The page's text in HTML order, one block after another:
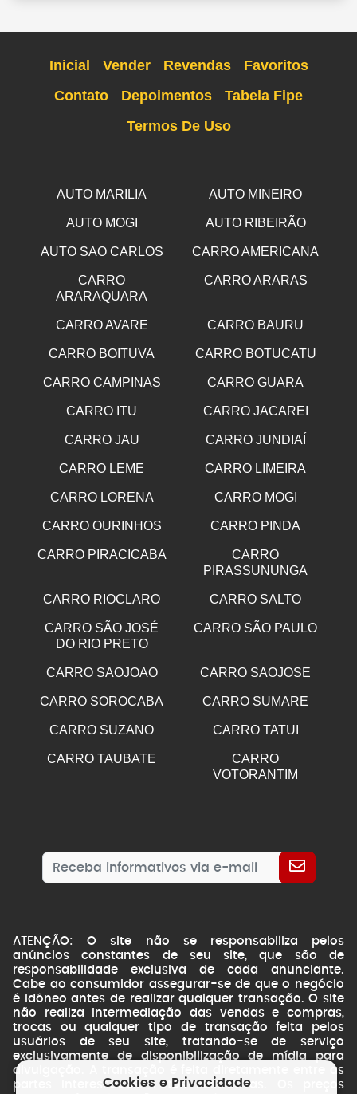
Inicial Vender Revendas
Favoritos
Contato
Depoimentos
Tabela Fipe
Termos De Uso
AUTO MARILIA AUTO MINEIRO
AUTO MOGI AUTO RIBEIRÃO
AUTO SAO CARLOS CARRO AMERICANA
CARRO
ARARAQUARA
CARRO ARARAS
CARRO AVARE CARRO BAURU
CARRO BOITUVA CARRO BOTUCATU
CARRO CAMPINAS CARRO GUARA
CARRO ITU CARRO JACAREI
CARRO JAU CARRO JUNDIAÍ
CARRO LEME CARRO LIMEIRA
CARRO LORENA CARRO MOGI
CARRO OURINHOS CARRO PINDA
CARRO PIRACICABA
CARRO
PIRASSUNUNGA
CARRO RIOCLARO CARRO SALTO
CARRO SÃO JOSÉ
DO RIO PRETO
CARRO SÃO PAULO
CARRO SAOJOAO CARRO SAOJOSE
CARRO SOROCABA CARRO SUMARE
CARRO SUZANO CARRO TATUI
CARRO TAUBATE
CARRO
VOTORANTIM
ATENÇÃO: O site não se responsabiliza pelos
anúncios constantes de seu site, que são de
responsabilidade exclusiva de cada anunciante.
Cabe ao consumidor assegurar-se de que o negócio
é idôneo antes de realizar qualquer transação. O site
não realiza intermediação das vendas e compras,
trocas ou qualquer tipo de transação feita pelos
usuários de seu site, tratando-se de serviço
exclusivamente de disponibilização de mídia para
divulgação. A transação é feita diretamente entre as
partes interessadas. Fotos ilustrativas. Os preços
Cookies e Privacidade